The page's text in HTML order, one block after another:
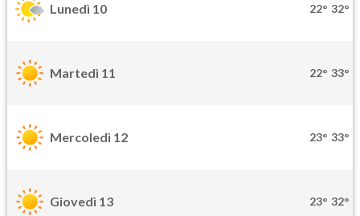
Lunedì 10 22° 32°
Martedì 11 22° 33°
Mercoledì 12 23° 33°
Giovedì 13 23° 32°